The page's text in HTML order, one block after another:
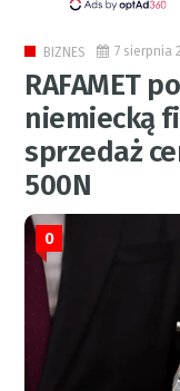
BIZNES 7 sierpnia
RAFAMET
niemiecką
sprzedaż
500N
0